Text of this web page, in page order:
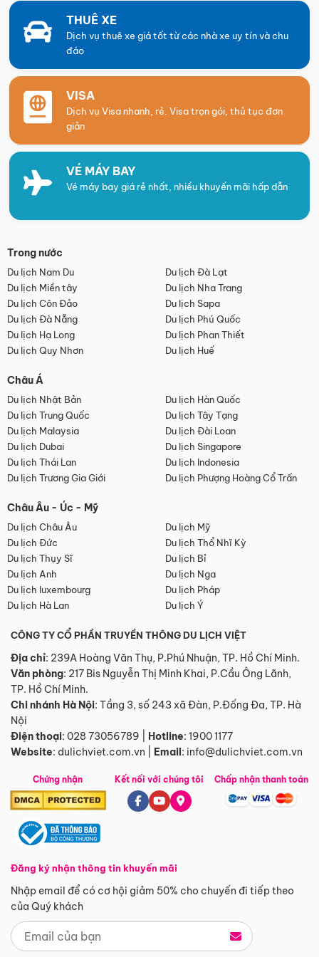
THUÊ XE
Dịch vụ thuê xe giá tốt từ các nhà xe uy tín và chu
đáo
VISA
Dịch vụ Visa nhanh, rẻ. Visa trọn gói, thủ tục đơn
giản
VÉ MÁY BAY
Vé máy bay giá rẻ nhất, nhiều khuyến mãi hấp dẫn
Trong nước
Du lịch Nam Du
Du lịch Đà Lạt
Du lịch Miền tây
Du lịch Nha Trang
Du lịch Côn Đảo
Du lịch Sapa
Du lịch Đà Nẵng
Du lịch Phú Quốc
Du lịch Hạ Long
Du lịch Phan Thiết
Du lịch Quy Nhơn
Du lịch Huế
Châu Á
Du lịch Nhật Bản
Du lịch Hàn Quốc
Du lịch Trung Quốc
Du lịch Tây Tạng
Du lịch Malaysia
Du lịch Đài Loan
Du lịch Dubai
Du lịch Singapore
Du lịch Thái Lan
Du lịch Indonesia
Du lịch Trương Gia Giới
Du lịch Phượng Hoàng Cổ Trấn
Châu Âu - Úc - Mỹ
Du lịch Châu Âu
Du lịch Mỹ
Du lịch Đức
Du lịch Thổ Nhĩ Kỳ
Du lịch Thụy Sĩ
Du lịch Bỉ
Du lịch Anh
Du lịch Nga
Du lịch luxembourg
Du lịch Pháp
Du lịch Hà Lan
Du lịch Ý
CÔNG TY CỔ PHẦN TRUYỀN THÔNG DU LỊCH VIỆT
Địa chỉ: 239A Hoàng Văn Thụ, P.Phú Nhuận, TP. Hồ Chí Minh.
Văn phòng: 217 Bis Nguyễn Thị Minh Khai, P.Cầu Ông Lãnh,
TP. Hồ Chí Minh.
Chi nhánh Hà Nội: Tầng 3, số 243 xã Đàn, P.Đống Đa, TP. Hà
Nội
Điện thoại: 028 73056789 Hotline: 1900 1177
Website: dulichviet.com.vn Email: info@dulichviet.com.vn
Chứng nhận
Đăng ký nhận thông tin khuyến mãi
Nhập email để có cơ hội giảm 50% cho chuyến đi tiếp theo
của Quý khách
Kết nối với chúng tôi Chấp nhận thanh toán